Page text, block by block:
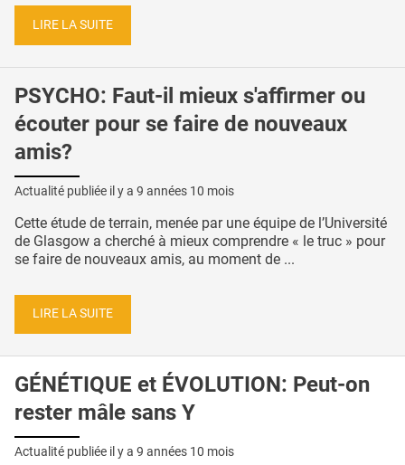
LIRE LA SUITE
PSYCHO: Faut-il mieux s'affirmer ou
écouter pour se faire de nouveaux
amis?
Actualité publiée il y a 9 années 10 mois
Cette étude de terrain, menée par une équipe de l’Université
de Glasgow a cherché à mieux comprendre « le truc » pour
se faire de nouveaux amis, au moment de ...
LIRE LA SUITE
GÉNÉTIQUE et ÉVOLUTION: Peut-on
rester mâle sans Y
Actualité publiée il y a 9 années 10 mois